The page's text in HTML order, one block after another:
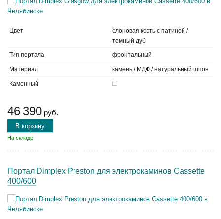
Цвет
слоновая кость с патиной /
темный дуб
Тип портала фронтальный
Материал камень / МДФ / натуральный шпон
Каменный
46 390 руб.
В корзину
На складе
Портал Dimplex Preston для электрокаминов Cassette
400/600